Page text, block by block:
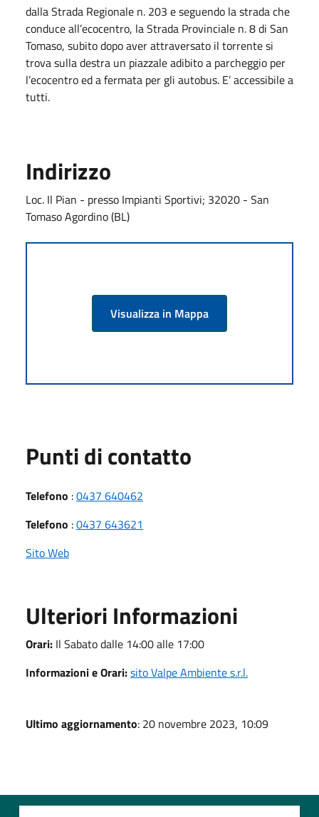
dalla Strada Regionale n. 203 e seguendo la strada che
conduce all’ecocentro, la Strada Provinciale n. 8 di San
Tomaso, subito dopo aver attraversato il torrente si
trova sulla destra un piazzale adibito a parcheggio per
l’ecocentro ed a fermata per gli autobus. E’ accessibile a
tutti.
Indirizzo
Loc. Il Pian - presso Impianti Sportivi; 32020 - San
Tomaso Agordino (BL)
Visualizza in Mappa
Punti di contatto
Telefono :0437 640462
Telefono :0437 643621
Sito Web
Ulteriori Informazioni
Orari: Il Sabato dalle 14:00 alle 17:00
Informazioni e Orari:sito Valpe Ambiente s.r.l.
Ultimo aggiornamento: 20 novembre 2023, 10:09